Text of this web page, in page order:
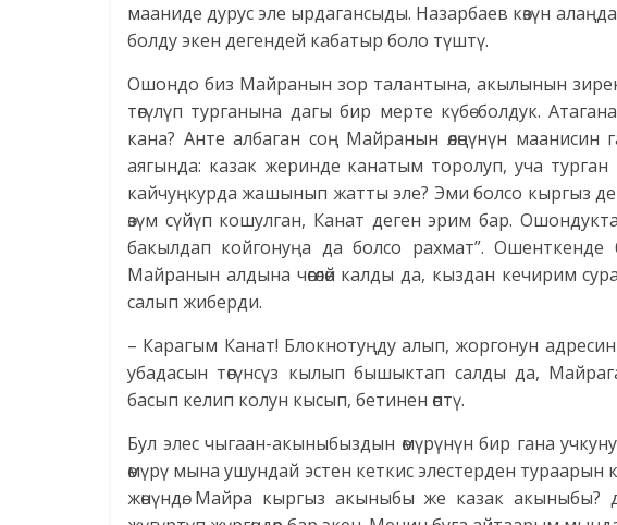
мааниде дурус эле ырдагансыды. Назарбаев көзүн
болду экен дегендей кабатыр боло түштү.
Ошондо биз Майранын зор талантына, акылынын
төгүлүп турганына дагы бир мерте күбө болдук.
кана? Анте албаган соң Майранын өлөңүнүн
аягында: казак жеринде канатым торолуп, уча
кайчуңкурда жашынып жатты эле? Эми болсо кыргыз
өзүм сүйүп кошулган, Канат деген эрим бар.
бакылдап койгонуңа да болсо рахмат”.
Майранын алдына чөгөлөй калды да, кыздан кечирим
салып жиберди.
– Карагым Канат! Блокнотуңду алып, жоргонун
убадасын төгүнсүз кылып бышыктап салды да,
басып келип колун кысып, бетинен өптү.
Бул элес чыгаан-акыныбыздын өмүрүнүн бир гана
өмүрү мына ушундай эстен кеткис элестерден
жөнүндө. Майра кыргыз акыныбы же казак акыныбы?